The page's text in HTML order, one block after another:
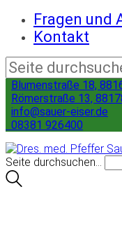
Fragen und
Kontakt
Blumenstraße 18,
Römerstraße 13,
info@sauer-eiser.de
08381 926400
Seite durchsuchen...